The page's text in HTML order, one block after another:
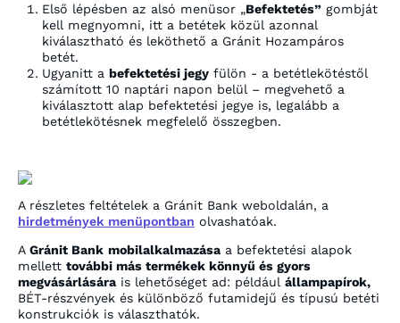
Első lépésben az alsó menüsor „Befektetés” gombját
kell megnyomni, itt a betétek közül azonnal
kiválasztható és leköthető a Gránit Hozampáros
betét.
Ugyanitt a befektetési jegy fülön - a betétlekötéstől
számított 10 naptári napon belül – megvehető a
kiválasztott alap befektetési jegye is, legalább a
betétlekötésnek megfelelő összegben.
A részletes feltételek a Gránit Bank weboldalán, a
hirdetmények menüpontban olvashatóak.
A Gránit Bank mobilalkalmazása a befektetési alapok
mellett további más termékek könnyű és gyors
megvásárlására is lehetőséget ad: például állampapírok,
BÉT-részvények és különböző futamidejű és típusú betéti
konstrukciók is választhatók.